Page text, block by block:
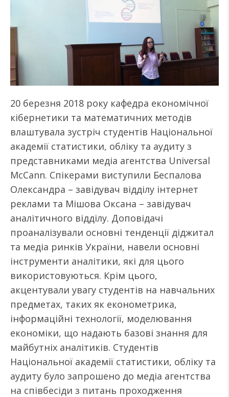
20 березня 2018 року кафедра економічної
кібернетики та математичних методів
влаштувала зустріч студентів Національної
академії статистики, обліку та аудиту з
представниками медіа агентства Universal
McCann. Спікерами виступили Беспалова
Олександра – завідувач відділу інтернет
реклами та Мішова Оксана – завідувач
аналітичного відділу. Доповідачі
проаналізували основні тенденції діджитал
та медіа ринків України, навели основні
інструменти аналітики, які для цього
використовуються. Крім цього,
акцентували увагу студентів на навчальних
предметах, таких як економетрика,
інформаційні технології, моделювання
економіки, що надають базові знання для
майбутніх аналітиків. Студентів
Національної академії статистики, обліку та
аудиту було запрошено до медіа агентства
на співбесіди з питань проходження